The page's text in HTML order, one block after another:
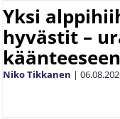
Yksi
hyvästit –
käänteeseen
Niko Tikkanen |